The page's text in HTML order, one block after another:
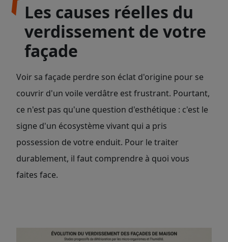
Les causes réelles du
verdissement de votre
façade
Voir sa façade perdre son éclat d'origine pour se
couvrir d'un voile verdâtre est frustrant. Pourtant,
ce n'est pas qu'une question d'esthétique : c'est le
signe d'un écosystème vivant qui a pris
possession de votre enduit. Pour le traiter
durablement, il faut comprendre à quoi vous
faites face.